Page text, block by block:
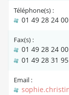
Téléphone(s) :
01 49 28 24 00
Fax(s) :
01 49 28 24 00
01 49 28 31 95
Email :